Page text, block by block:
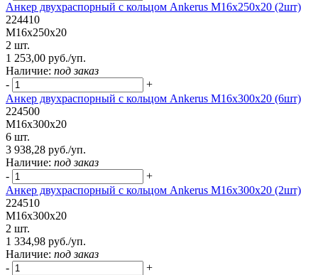
Анкер двухраспорный с кольцом Ankerus М16х250х20 (2шт)
224410
М16х250х20
2 шт.
1 253,00 руб./уп.
Наличие: под заказ
-
+
Анкер двухраспорный с кольцом Ankerus М16х300х20 (6шт)
224500
М16х300х20
6 шт.
3 938,28 руб./уп.
Наличие: под заказ
-
+
Анкер двухраспорный с кольцом Ankerus М16х300х20 (2шт)
224510
М16х300х20
2 шт.
1 334,98 руб./уп.
Наличие: под заказ
-
+